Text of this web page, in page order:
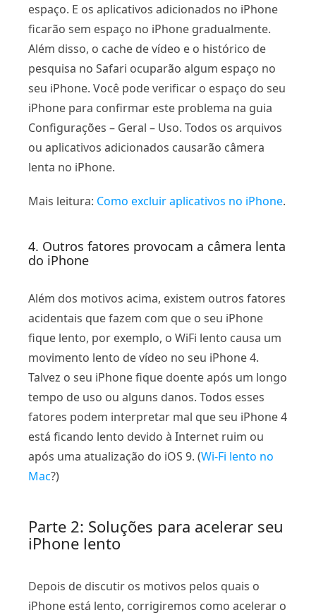
espaço. E os aplicativos adicionados no iPhone
ficarão sem espaço no iPhone gradualmente.
Além disso, o cache de vídeo e o histórico de
pesquisa no Safari ocuparão algum espaço no
seu iPhone. Você pode verificar o espaço do seu
iPhone para confirmar este problema na guia
Configurações – Geral – Uso. Todos os arquivos
ou aplicativos adicionados causarão câmera
lenta no iPhone.
Mais leitura: Como excluir aplicativos no iPhone.
4. Outros fatores provocam a câmera lenta
do iPhone
Além dos motivos acima, existem outros fatores
acidentais que fazem com que o seu iPhone
fique lento, por exemplo, o WiFi lento causa um
movimento lento de vídeo no seu iPhone 4.
Talvez o seu iPhone fique doente após um longo
tempo de uso ou alguns danos. Todos esses
fatores podem interpretar mal que seu iPhone 4
está ficando lento devido à Internet ruim ou
após uma atualização do iOS 9. (Wi-Fi lento no
Mac?)
Parte 2: Soluções para acelerar seu
iPhone lento
Depois de discutir os motivos pelos quais o
iPhone está lento, corrigiremos como acelerar o